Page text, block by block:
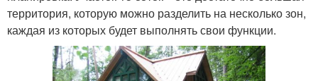
территория, которую можно разделить на несколько зон,
каждая из которых будет выполнять свои функции.